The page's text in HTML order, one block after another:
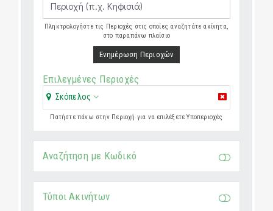
Πληκτρολογήστε τις Περιοχές στις οποίες αναζητάτε ακίνητα,
στο παραπάνω πλαίσιο
Ενημέρωση Περιοχών
Επιλεγμένες Περιοχές
Σκόπελος
Πατήστε πάνω στην Περιοχή για να επιλέξετε Υποπεριοχές
Αναζήτηση με Κωδικό
Τύποι Ακινήτων